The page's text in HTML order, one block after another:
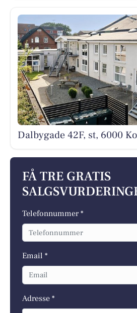
Dalbygade 42F, st, 6000
FÅ TRE GRATIS
Telefonnummer *
Email *
Adresse *